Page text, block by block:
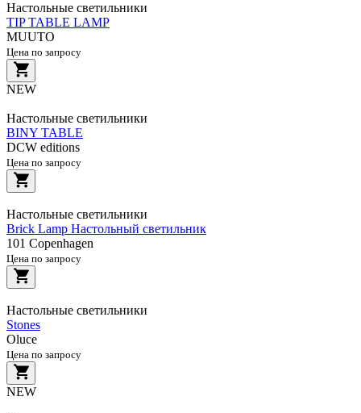
Настольные светильники
TIP TABLE LAMP
MUUTO
Цена по запросу
NEW
Настольные светильники
BINY TABLE
DCW editions
Цена по запросу
Настольные светильники
Brick Lamp Настольный светильник
101 Copenhagen
Цена по запросу
Настольные светильники
Stones
Oluce
Цена по запросу
NEW